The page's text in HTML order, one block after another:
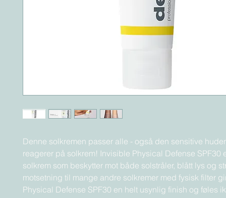
Denne solkremen passer alle - også den sensitive
reagerer på solkrem! Invisible Physical Defense SPF30
solkrem som beskytter mot både solstråler, blått lys og
motsetning til mange andre solkremer med fysisk filter
Physical Defense SPF30 en helt usynlig finish og føles